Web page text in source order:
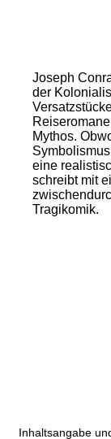
Joseph
der
Mythos.
eine
schreibt mit
Tragikomik.
Inhaltsangabe